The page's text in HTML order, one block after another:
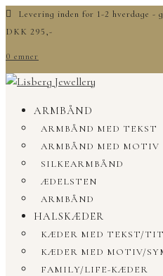
Levering inden for 1-2 hverdage -
DKK 295,-
0 emner
ARMBÅND
ARMBÅND MED TEKST
ARMBÅND MED MOTIV
SILKEARMBÅND
ÆDELSTEN
ARMBÅND
HALSKÆDER
KÆDER MED TEKST/
KÆDER MED MOTIV/
FAMILY/LIFE-KÆDER